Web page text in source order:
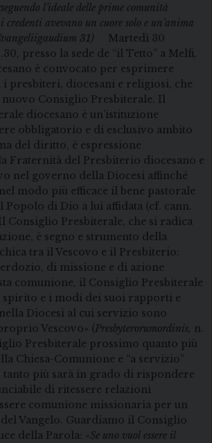
l’ideale delle prime comunità
credenti avevano un cuore solo e un’anima
31) Martedì 30
presso la sede de “il Tetto” a Melfi,
è convocato per esprimere
presbiteri, diocesani e religiosi, che
Consiglio Presbiterale. Il
diocesano è un’istituzione
obbligatorio e di esclusivo ambito
del diritto, è espressione
Fraternità del Presbiterio diocesano e
nel governo della Diocesi affinché
modo più efficace il bene pastorale
Popolo di Dio a lui affidata (cf. cann.
Il Consiglio Presbiterale, che si radica
è segno e strumento della
tra il Vescovo e il Presbiterio:
di missione e di azione
comunione, il Consiglio Presbiterale
spirito e i modi dei suoi rapporti e
Diocesi al cui servizio sono
Vescovo» (Presbyterorumordinis, n.
Presbiterale prossimo quanto più
Chiesa-Comunione e “a servizio”
tanto più sarà in grado di rispondere
di ritessere relazioni
comunione missionaria per un
Vangelo. Guardiamo il Consiglio
della Parola: «Se uno vuol essere il